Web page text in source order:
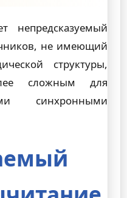
непредсказуемый
не имеющий
структуры,
сложным для
синхронными